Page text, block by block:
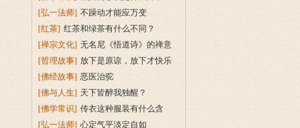
的？
[弘一法师] 不躁动才能应万变
[红茶] 红茶和绿茶有什么不同？
[禅宗文化] 无名尼《悟道诗》的禅意
[哲理故事] 放下是原谅，放下才快乐
[佛经故事] 恶医治驼
[佛与人生] 天下皆醉我独醒？
[佛学常识] 传衣这种服装有什么含
义？
[弘一法师] 心定气平淡定自如